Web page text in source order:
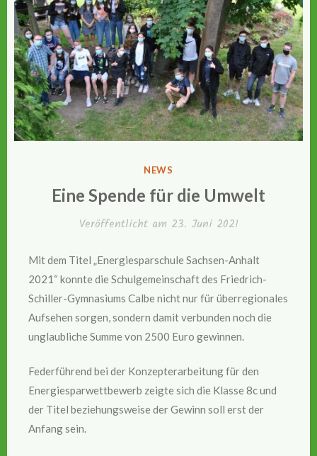
VERÖFFENTLICHT
NEWS
Eine Spende für die Umwelt
Veröffentlicht am 23. Juni 2021
Mit dem Titel „Energiesparschule Sachsen-Anhalt
2021“ konnte die Schulgemeinschaft des Friedrich-
Schiller-Gymnasiums Calbe nicht nur für überregionales
Aufsehen sorgen, sondern damit verbunden noch die
unglaubliche Summe von 2500 Euro gewinnen.
Federführend bei der Konzepterarbeitung für den
Energiesparwettbewerb zeigte sich die Klasse 8c und
der Titel beziehungsweise der Gewinn soll erst der
Anfang sein.